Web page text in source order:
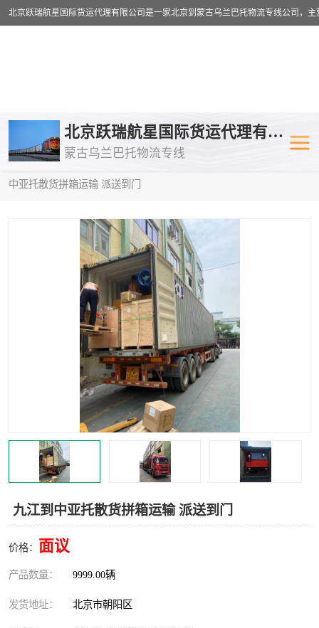
北京跃瑞航星国际货运代理有限公司
蒙古乌兰巴托物流专线
中亚托散货拼箱运输 派送到门
九江到中亚托散货拼箱运输 派送到门
价格： 面议
产品数量： 9999.00辆
发货地址： 北京市朝阳区
乌兰巴托物流专线 乌兰巴托铁
乌兰巴托公路运输
中欧班列
蒙古乌兰巴托双清包税
蒙古乌兰巴托空运专线
蒙古乌兰巴托汽运专线
中亚铁路运输